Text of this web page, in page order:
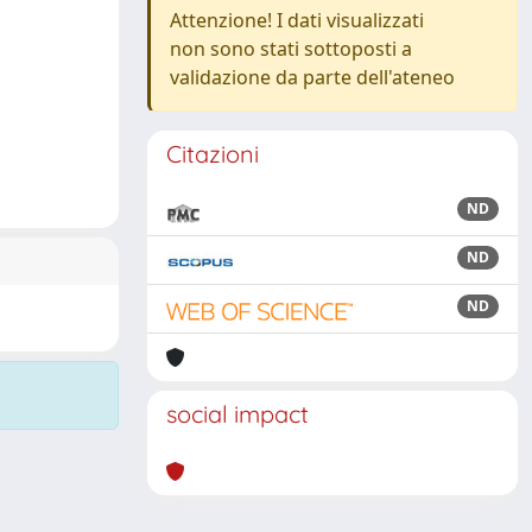
Attenzione! I dati visualizzati
non sono stati sottoposti a
validazione da parte dell'ateneo
Citazioni
ND
ND
ND
social impact